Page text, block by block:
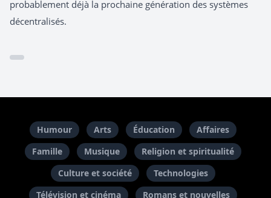
probablement déjà la prochaine génération des systèmes
décentralisés.
Humour Arts Éducation
Affaires
Famille
Musique
Religion et spiritualité
Culture et société
Technologies
Télévision et cinéma
Romans et nouvelles